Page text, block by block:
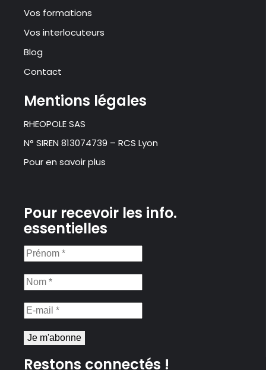
Vos formations
Vos interlocuteurs
Blog
Contact
Mentions légales
RHEOPOLE SAS
N° SIREN 813074739 – RCS Lyon
Pour en savoir plus
Pour recevoir les info.
essentielles
Prénom
*
Nom
*
E-
mail
*
Restons connectés !